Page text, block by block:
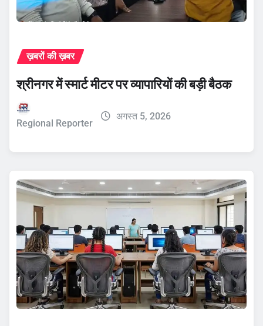
ख़बरों की ख़बर
श्रीनगर में स्मार्ट मीटर पर व्यापारियों की बड़ी बैठक
Regional Reporter
अगस्त 5, 2026